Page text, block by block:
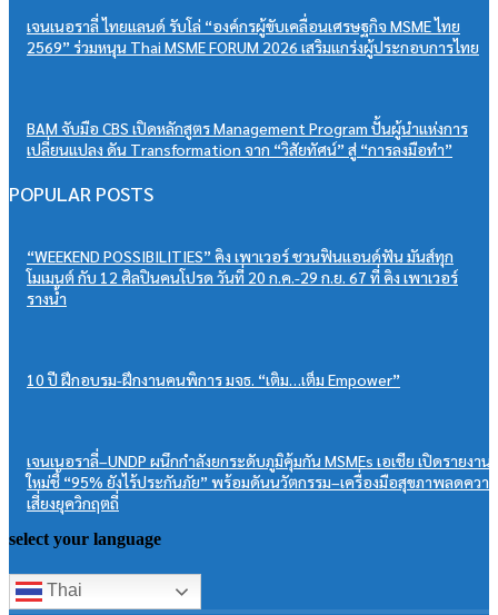
เจนเนอราลี่ ไทยแลนด์ รับโล่ “องค์กรผู้ขับเคลื่อนเศรษฐกิจ MSME ไทย
2569” ร่วมหนุน Thai MSME FORUM 2026 เสริมแกร่งผู้ประกอบการไทย
BAM จับมือ CBS เปิดหลักสูตร Management Program ปั้นผู้นำแห่งการ
เปลี่ยนแปลง ดัน Transformation จาก “วิสัยทัศน์” สู่ “การลงมือทำ”
POPULAR POSTS
“WEEKEND POSSIBILITIES” คิง เพาเวอร์ ชวนฟินแอนด์ฟัน มันส์ทุก
โมเมนต์ กับ 12 ศิลปินคนโปรด วันที่ 20 ก.ค.-29 ก.ย. 67 ที่ คิง เพาเวอร์
รางน้ำ
10 ปี ฝึกอบรม-ฝึกงานคนพิการ มจธ. “เติม…เต็ม Empower”
เจนเนอราลี่–UNDP ผนึกกำลังยกระดับภูมิคุ้มกัน MSMEs เอเชีย เปิดรายงาน
ใหม่ชี้ “95% ยังไร้ประกันภัย” พร้อมดันนวัตกรรม–เครื่องมือสุขภาพลดความ
เสี่ยงยุควิกฤตถี่
select your language
Thai